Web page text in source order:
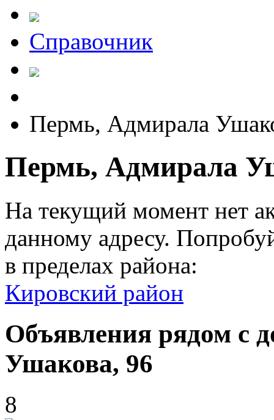
Справочник
Пермь, Адмирала
Пермь, Адмирала
На текущий момент нет
данному адресу.
в пределах района:
Кировский район
Объявления рядом с
Ушакова, 96
8